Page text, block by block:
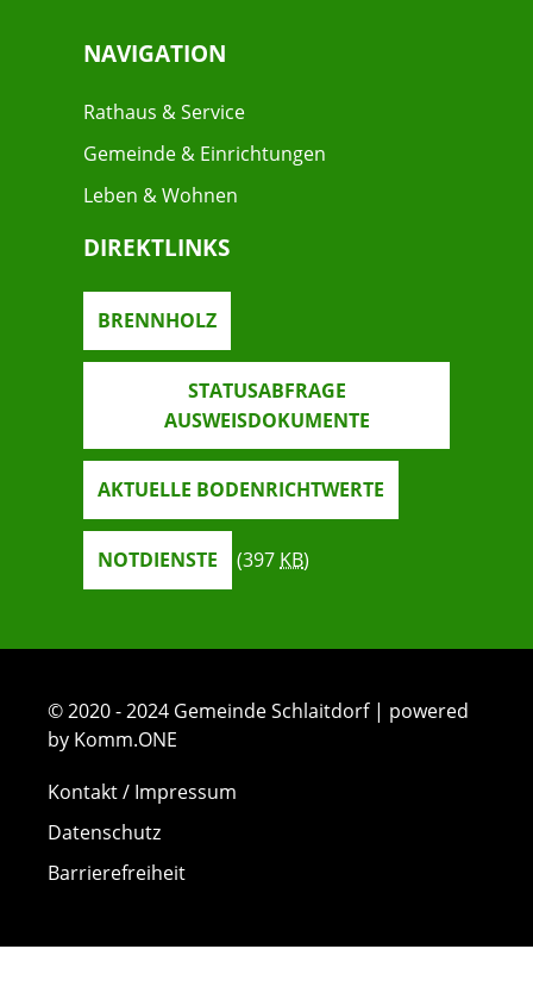
NAVIGATION
Rathaus & Service
Gemeinde & Einrichtungen
Leben & Wohnen
DIREKTLINKS
BRENNHOLZ
STATUSABFRAGE
AUSWEISDOKUMENTE
AKTUELLE BODENRICHTWERTE
NOTDIENSTE (397 KB)
© 2020 - 2024 Gemeinde Schlaitdorf | powered
by Komm.ONE
Kontakt / Impressum
Datenschutz
Barrierefreiheit